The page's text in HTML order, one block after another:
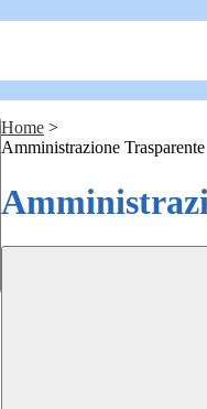
Home >
Amministrazione Trasparente